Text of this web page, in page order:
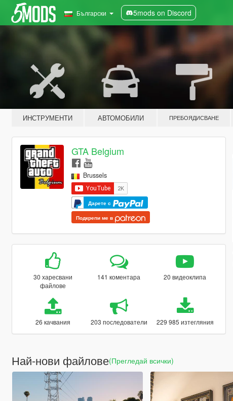
Български 5mods on Discord
ИНСТРУМЕНТИ АВТОМОБИЛИ ПРЕБОЯДИСВАНЕ
GTA Belgium
Brussels
Дарете с
Подкрепи ме в
30 харесвани
файлове
141 коментара 20 видеоклипа
26 качвания 203 последователи 229 985 изтегляния
Най-нови файлове(Прегледай всички)